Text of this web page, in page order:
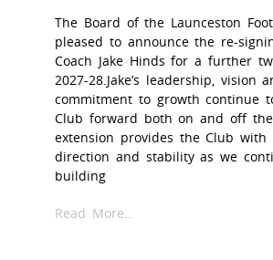
The Board of the Launceston
pleased to announce the re-
Coach Jake Hinds for a further
2027-28.Jake’s leadership, vision
commitment to growth continue
Club forward both on and off
extension provides the Club with
direction and stability as we
building
Read More…